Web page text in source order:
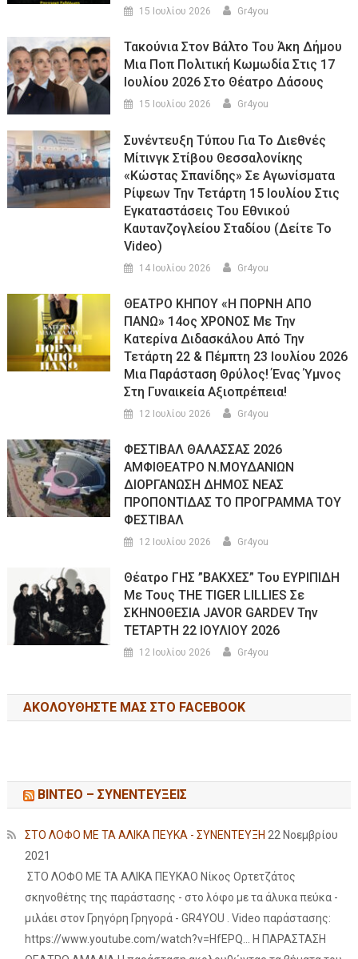
15 Ιουλίου 2026 Gr4you
Τακούνια Στον Βάλτο Του Άκη Δήμου
Μια Ποπ Πολιτική Κωμωδία Στις 17
Ιουλίου 2026 Στο Θέατρο Δάσους
15 Ιουλίου 2026 Gr4you
Συνέντευξη Τύπου Για Το Διεθνές
Μίτινγκ Στίβου Θεσσαλονίκης
«Κώστας Σπανίδης» Σε Αγωνίσματα
Ρίψεων Την Τετάρτη 15 Ιουλίου Στις
Εγκαταστάσεις Του Εθνικού
Καυτανζογλείου Σταδίου (Δείτε Το
Video)
14 Ιουλίου 2026 Gr4you
ΘΕΑΤΡΟ ΚΗΠΟΥ «Η ΠΟΡΝΗ ΑΠΟ
ΠΑΝΩ» 14ος ΧΡΟΝΟΣ Με Την
Κατερίνα Διδασκάλου Από Την
Τετάρτη 22 & Πέμπτη 23 Ιουλίου 2026
Μια Παράσταση Θρύλος! Ένας Ύμνος
Στη Γυναικεία Αξιοπρέπεια!
12 Ιουλίου 2026 Gr4you
ΦΕΣΤΙΒΑΛ ΘΑΛΑΣΣΑΣ 2026
ΑΜΦΙΘΕΑΤΡΟ Ν.ΜΟΥΔΑΝΙΩΝ
ΔΙΟΡΓΑΝΩΣΗ ΔΗΜΟΣ ΝΕΑΣ
ΠΡΟΠΟΝΤΙΔΑΣ ΤΟ ΠΡΟΓΡΑΜΜΑ ΤΟΥ
ΦΕΣΤΙΒΑΛ
12 Ιουλίου 2026 Gr4you
Θέατρο ΓΗΣ ”ΒΑΚΧΕΣ” Του ΕΥΡΙΠΙΔΗ
Με Τους THE TIGER LILLIES Σε
ΣΚΗΝΟΘΕΣΙΑ JAVOR GARDEV Την
ΤΕΤΑΡΤΗ 22 ΙΟΥΛΙΟΥ 2026
12 Ιουλίου 2026 Gr4you
ΑΚΟΛΟΥΘΉΣΤΕ ΜΑΣ ΣΤΟ FACEBOOK
ΒΙΝΤΕΟ – ΣΥΝΕΝΤΕΥΞΕΙΣ
ΣΤΟ ΛΟΦΟ ΜΕ ΤΑ ΑΛΙΚΑ ΠΕΥΚΑ - ΣΥΝΕΝΤΕΥΞΗ 22 Νοεμβρίου
2021
ΣΤΟ ΛΟΦΟ ΜΕ ΤΑ ΑΛΙΚΑ ΠΕΥΚΑΟ Νίκος Ορτετζάτος
σκηνοθέτης της παράστασης - στο λόφο με τα άλυκα πεύκα -
μιλάει στον Γρηγόρη Γρηγορά - GR4YOU . Video παράστασης:
https://www.youtube.com/watch?v=HfEPQ... Η ΠΑΡΑΣΤΑΣΗ